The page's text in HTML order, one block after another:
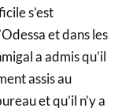
s’est
et dans les
a admis qu’il
assis au
et qu’il n’y a